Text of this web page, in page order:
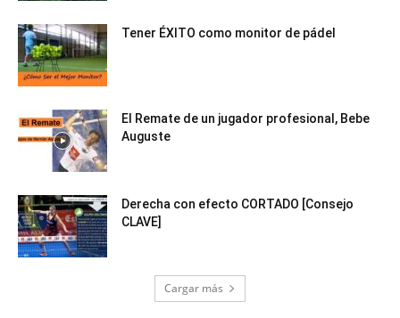
Tener ÉXITO como monitor de pádel
El Remate de un jugador profesional, Bebe
Auguste
Derecha con efecto CORTADO [Consejo
CLAVE]
Cargar más